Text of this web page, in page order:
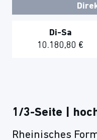
Di-Sa
10.180,80 €
1/3-Seite |
Rheinisches